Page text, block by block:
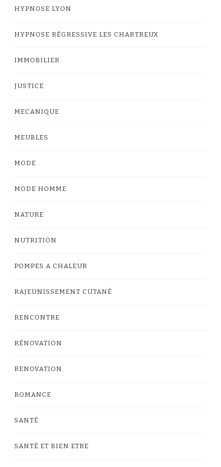
HYPNOSE LYON
HYPNOSE RÉGRESSIVE LES CHARTREUX
IMMOBILIER
JUSTICE
MECANIQUE
MEUBLES
MODE
MODE HOMME
NATURE
NUTRITION
POMPES A CHALEUR
RAJEUNISSEMENT CUTANÉ
RENCONTRE
RÉNOVATION
RENOVATION
ROMANCE
SANTÉ
SANTÉ ET BIEN ETRE